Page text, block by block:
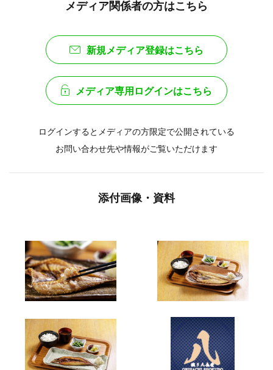
メディア関係者の方はこちら
新規メディア登録はこちら
メディア専用ログインはこちら
ログインするとメディアの方限定で公開されている
お問い合わせ先や情報がご覧いただけます
添付画像・資料